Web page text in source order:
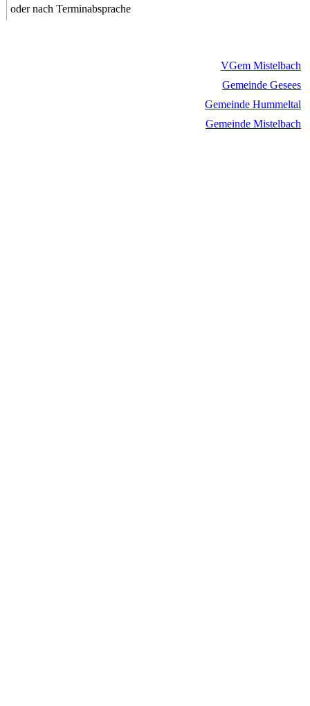
oder nach Terminabsprache
VGem Mistelbach
Gemeinde Gesees
Gemeinde Hummeltal
Gemeinde Mistelbach